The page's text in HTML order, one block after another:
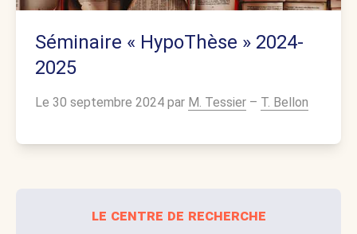
Séminaire « HypoThèse » 2024-
2025
Le 30 septembre 2024 par M. Tessier – T. Bellon
le centre de recherche